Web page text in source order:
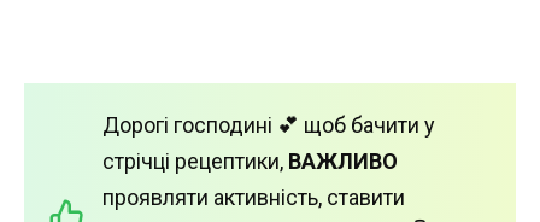
Дорогі господині 💕 щоб бачити у
стрічці рецептики, ВАЖЛИВО
проявляти активність, ставити